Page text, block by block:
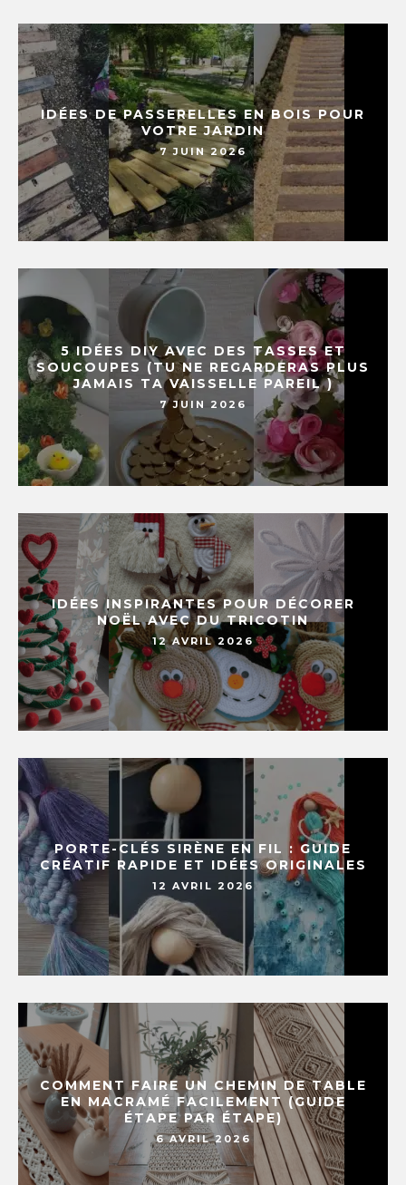
IDÉES DE PASSERELLES EN BOIS POUR
VOTRE JARDIN
7 JUIN 2026
5 IDÉES DIY AVEC DES TASSES ET
SOUCOUPES (TU NE REGARDERAS PLUS
JAMAIS TA VAISSELLE PAREIL )
7 JUIN 2026
IDÉES INSPIRANTES POUR DÉCORER
NOËL AVEC DU TRICOTIN
12 AVRIL 2026
PORTE-CLÉS SIRÈNE EN FIL : GUIDE
CRÉATIF RAPIDE ET IDÉES ORIGINALES
12 AVRIL 2026
COMMENT FAIRE UN CHEMIN DE TABLE
EN MACRAMÉ FACILEMENT (GUIDE
ÉTAPE PAR ÉTAPE)
6 AVRIL 2026